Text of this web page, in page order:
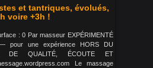
et tantriques, évolués,
voire +3h !
: 0 Par masseur EXPÉRIMENTÉ
pour une expérience HORS DU
DE QUALITÉ, ÉCOUTE ET
Le massage